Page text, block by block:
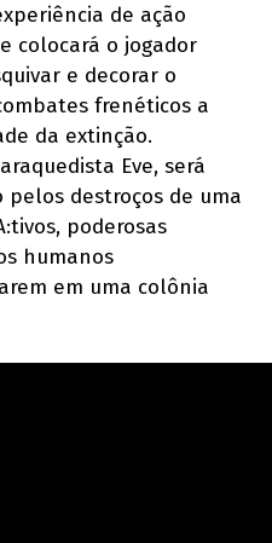
de ação
colocará o jogador
e decorar o
frenéticos a
da extinção.
Eve, será
destroços de uma
poderosas
humanos
em uma colônia